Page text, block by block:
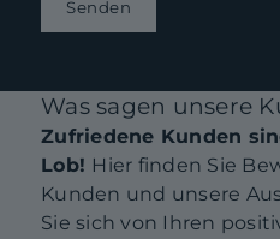
Senden
Was sagen unsere
Zufriedene Kunden
Lob! Hier finden Sie
Kunden und unsere
Sie sich von Ihren